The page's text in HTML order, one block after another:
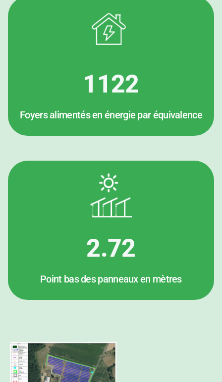
1122
Foyers alimentés en énergie par équivalence
2.72
Point bas des panneaux en mètres